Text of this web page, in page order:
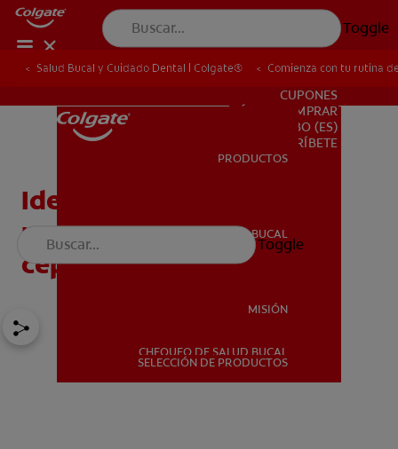
Toggle
PRODUCTOS
SALUD BUCAL
PARA PROFESIONALES
CUPONES
DÓNDE COMPRAR
BO (ES)
SUSCRÍBETE
PRODUCTOS
SALUD BUCAL
MISIÓN
CHEQUEO DE SALUD BUCAL
SELECCIÓN DE PRODUCTOS
Toggle
Salud Bucal y Cuidado Dental | Colgate® Comienza con tu rutina
Ideas divertidas para
premiar a tu hijo por
cepillarse los dientes